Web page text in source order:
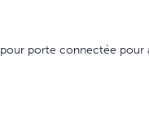
porte connectée pour